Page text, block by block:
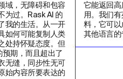
域，无障碍和包容
为过。Rask AI 的
我的生活。从一开
如何可能复制人类
处持怀疑态度。但
预期，而且超出了
无缝，同步性无可
始内容所要表达的
它能返回
用。我们
料，它可
其他语言